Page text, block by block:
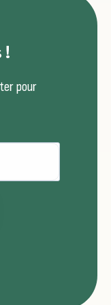
!
pour